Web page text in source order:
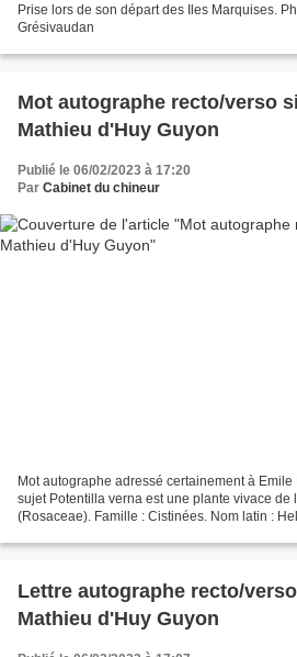
Prise lors de son départ des Iles Marquises.
Grésivaudan
Mot autographe recto/verso signée Emilie
Mathieu d'Huy Guyon
Publié le 06/02/2023 à 17:20
Par Cabinet du chineur
Mot autographe adressé certainement à
sujet Potentilla verna est une plante vivace de
(Rosaceae). Famille : Cistinées. Nom latin :
Lettre autographe recto/verso signée Emilie
Mathieu d'Huy Guyon